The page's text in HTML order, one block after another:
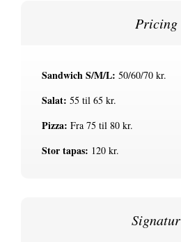
Pricing
Sandwich S/M/L: 50/60/70 kr.
Salat: 55 til 65 kr.
Pizza: Fra 75 til 80 kr.
Stor tapas: 120 kr.
Signatur